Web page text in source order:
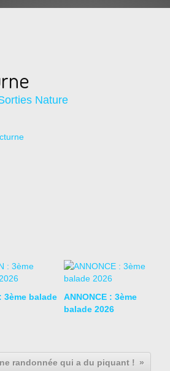
Nature
3ème balade
ANNONCE : 3ème
balade 2026
randonnée qui a du piquant !